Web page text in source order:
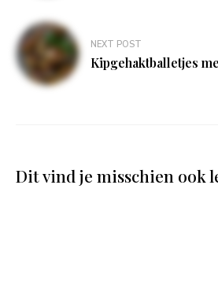
NEXT POST
Kipgehaktballetjes
Dit vind je misschien ook